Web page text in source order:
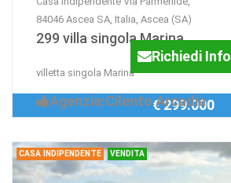
84046 Ascea SA, Italia, Ascea (SA)
299 villa singola Marina
villetta singola Marina
Richiedi Info
Agenzia:Cilento Arcadia
€ 299.000
CASA INDIPENDENTE VENDITA